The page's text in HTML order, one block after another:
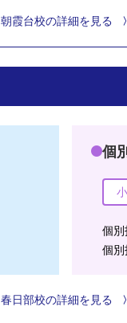
朝霞台校の詳細を見る
個
個別
個別
春日部校の詳細を見る